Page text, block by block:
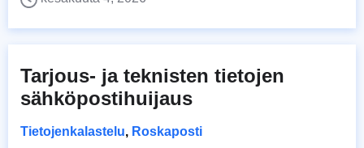
Tarjous- ja teknisten tietojen
sähköpostihuijaus
Tietojenkalastelu, Roskaposti